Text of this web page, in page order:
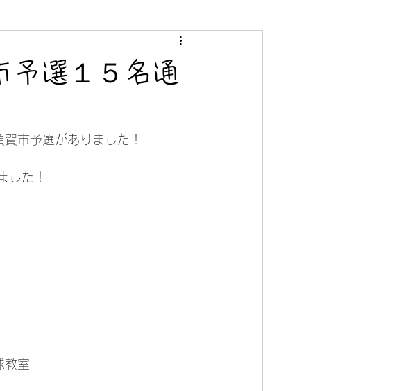
予選１５名通
市予選がありました！
した！
教室